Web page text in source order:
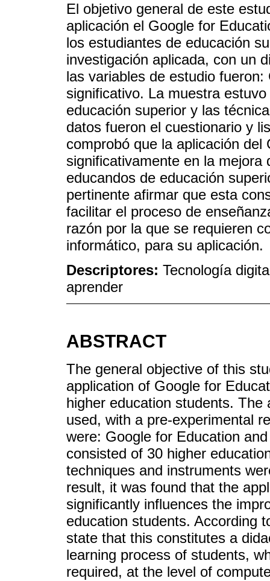
El objetivo general de este
aplicación el Google for
los estudiantes de educación
investigación aplicada, con un
las variables de estudio
significativo. La muestra
educación superior y las
datos fueron el cuestionario y
comprobó que la aplicación
significativamente en la mejora
educandos de educación
pertinente afirmar que esta
facilitar el proceso de
razón por la que se requieren
informático, para su aplicación.
Descriptores: Tecnología
aprender
ABSTRACT
The general objective of this
application of Google for
higher education students.
used, with a pre-experimental
were: Google for Education
consisted of 30 higher
techniques and instruments
result, it was found that the
significantly influences the
education students. According
state that this constitutes a
learning process of students,
required, at the level of